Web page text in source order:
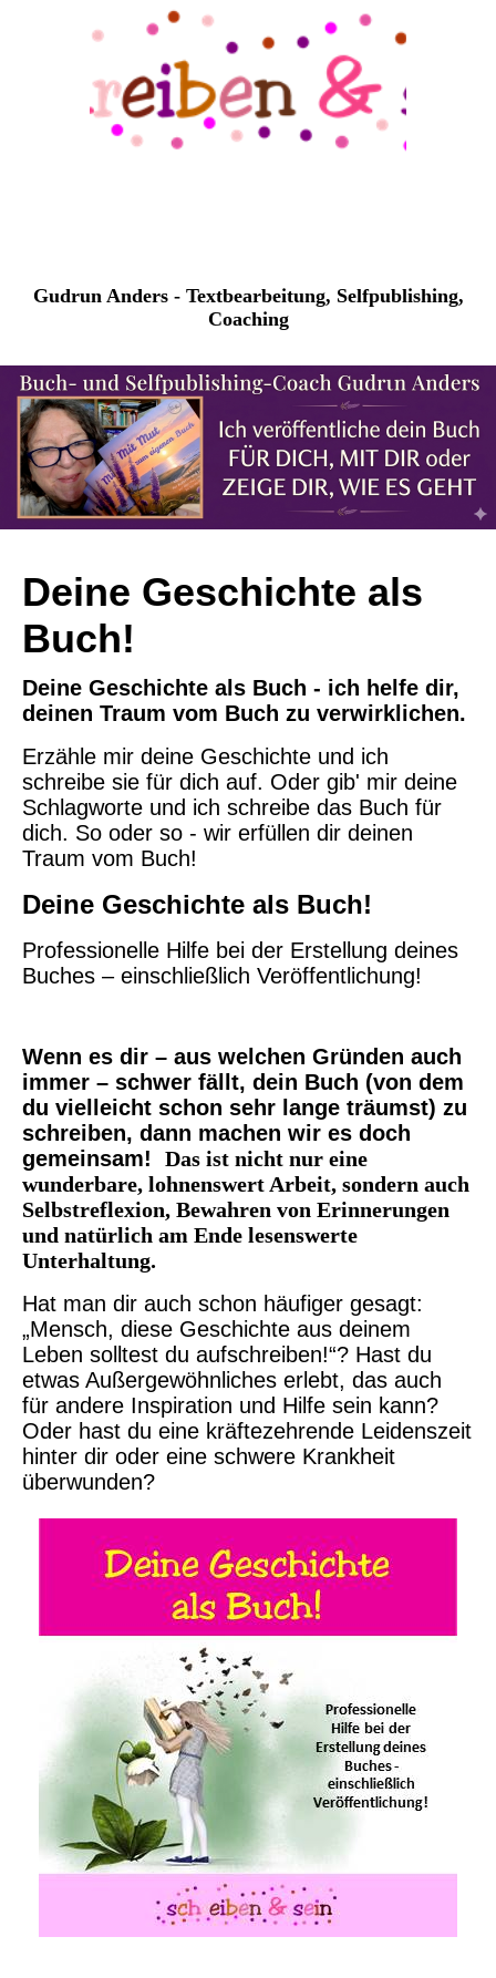
Gudrun Anders - Textbearbeitung, Selfpublishing,
Coaching
Deine Geschichte als
Buch!
Deine Geschichte als Buch - ich helfe dir,
deinen Traum vom Buch zu verwirklichen.
Erzähle mir deine Geschichte und ich
schreibe sie für dich auf. Oder gib' mir deine
Schlagworte und ich schreibe das Buch für
dich. So oder so - wir erfüllen dir deinen
Traum vom Buch!
Deine Geschichte als Buch!
Professionelle Hilfe bei der Erstellung deines
Buches – einschließlich Veröffentlichung!
Wenn es dir – aus welchen Gründen auch
immer – schwer fällt, dein Buch (von dem
du vielleicht schon sehr lange träumst) zu
schreiben, dann machen wir es doch
gemeinsam! Das ist nicht nur eine
wunderbare, lohnenswert Arbeit, sondern auch
Selbstreflexion, Bewahren von Erinnerungen
und natürlich am Ende lesenswerte
Unterhaltung.
Hat man dir auch schon häufiger gesagt:
„Mensch, diese Geschichte aus deinem
Leben solltest du aufschreiben!“? Hast du
etwas Außergewöhnliches erlebt, das auch
für andere Inspiration und Hilfe sein kann?
Oder hast du eine kräftezehrende Leidenszeit
hinter dir oder eine schwere Krankheit
überwunden?